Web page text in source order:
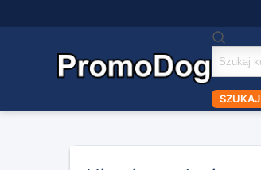
Szukaj
kuponów
SZUKAJ